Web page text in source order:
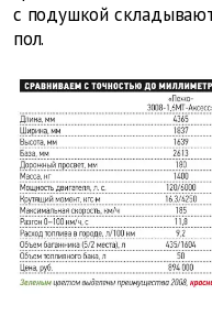
с подушкой
пол.